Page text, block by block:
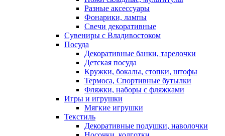
Разные аксессуары
Фонарики, лампы
Свечи декоративные
Сувениры с Владивостоком
Посуда
Декоративные банки, тарелочки
Детская посуда
Кружки, бокалы, стопки, штофы
Термоса, Спортивные бутылки
Фляжки, наборы с фляжками
Игры и игрушки
Мягкие игрушки
Текстиль
Декоративные подушки, наволочки